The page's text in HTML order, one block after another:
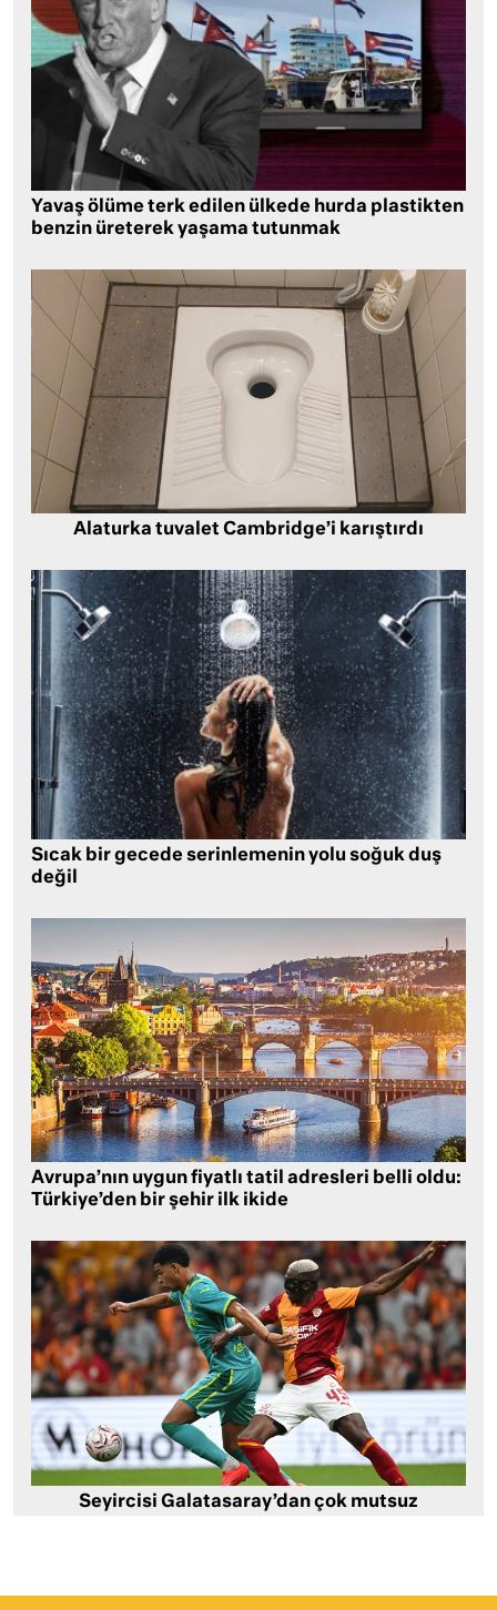
Yavaş ölüme terk edilen ülkede hurda plastikten
benzin üreterek yaşama tutunmak
Alaturka tuvalet Cambridge’i karıştırdı
Sıcak bir gecede serinlemenin yolu soğuk duş
değil
Avrupa’nın uygun fiyatlı tatil adresleri belli oldu:
Türkiye’den bir şehir ilk ikide
Seyircisi Galatasaray’dan çok mutsuz